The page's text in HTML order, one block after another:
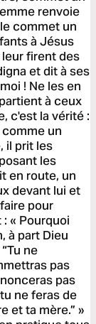
renvoie
commet un
à Jésus
firent des
et dit à ses
! Ne les en
à ceux
c'est la vérité :
un
il prit les
les
en route, un
devant lui et
pour
« Pourquoi
à part Dieu
ne
pas
pas
ne feras de
et ta mère.” »